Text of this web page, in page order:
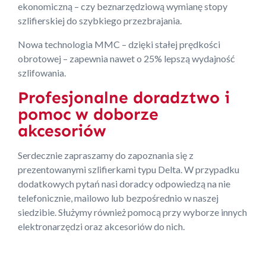
ekonomiczną – czy beznarzędziową wymianę stopy
szlifierskiej do szybkiego przezbrajania.
Nowa technologia MMC – dzięki stałej prędkości
obrotowej – zapewnia nawet o 25% lepszą wydajność
szlifowania.
Profesjonalne doradztwo i
pomoc w doborze
akcesoriów
Serdecznie zapraszamy do zapoznania się z
prezentowanymi szlifierkami typu Delta. W przypadku
dodatkowych pytań nasi doradcy odpowiedzą na nie
telefonicznie, mailowo lub bezpośrednio w naszej
siedzibie. Służymy również pomocą przy wyborze innych
elektronarzędzi oraz akcesoriów do nich.